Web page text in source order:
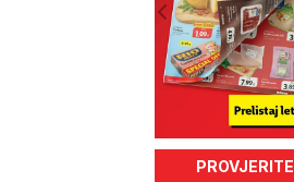
PROVJERITE